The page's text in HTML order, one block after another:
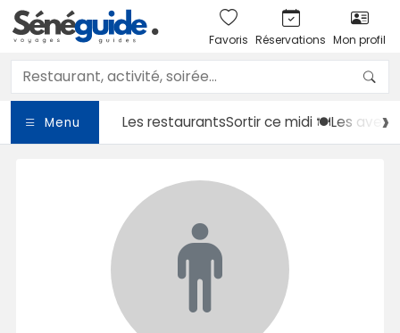
Favoris Réservations Mon profil
Menu Les restaurantsSortirce midi 🍽️Les